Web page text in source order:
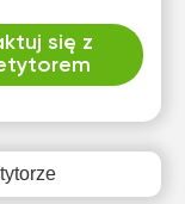
się z
10
11
Brak